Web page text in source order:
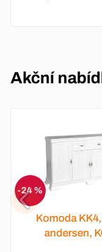
Akční
-24 %
Komoda
andersen,